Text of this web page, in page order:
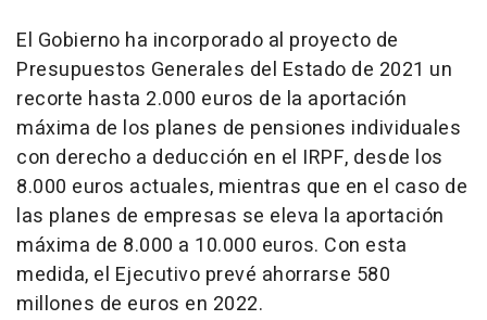
El Gobierno ha incorporado al proyecto de
Presupuestos Generales del Estado de 2021 un
recorte hasta 2.000 euros de la aportación
máxima de los planes de pensiones individuales
con derecho a deducción en el IRPF, desde los
8.000 euros actuales, mientras que en el caso de
las planes de empresas se eleva la aportación
máxima de 8.000 a 10.000 euros. Con esta
medida, el Ejecutivo prevé ahorrarse 580
millones de euros en 2022.